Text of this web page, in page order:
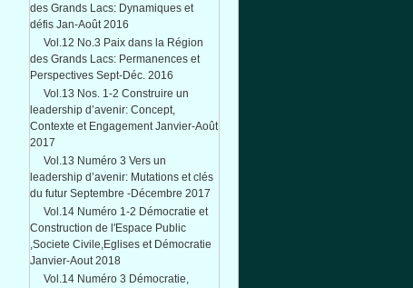
des Grands Lacs: Dynamiques et
défis Jan-Août 2016
Vol.12 No.3 Paix dans la Région
des Grands Lacs: Permanences et
Perspectives Sept-Déc. 2016
Vol.13 Nos. 1-2 Construire un
leadership d’avenir: Concept,
Contexte et Engagement Janvier-Août
2017
Vol.13 Numéro 3 Vers un
leadership d’avenir: Mutations et clés
du futur Septembre -Décembre 2017
Vol.14 Numéro 1-2 Démocratie et
Construction de l'Espace Public
,Societe Civile,Eglises et Démocratie
Janvier-Aout 2018
Vol.14 Numéro 3 Démocratie,